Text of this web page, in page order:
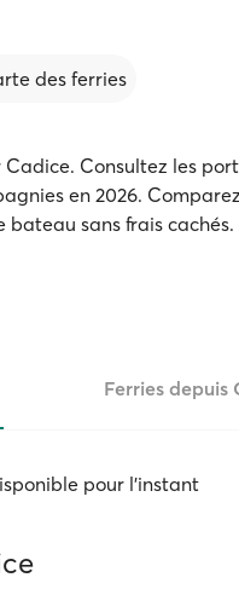
des ferries
Consultez les
en 2026.
bateau sans frais cachés.
Ferries depuis
pour l'instant